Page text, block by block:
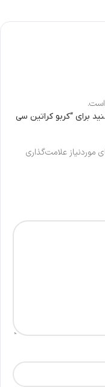
برای “کربو کراتین سی
علامت‌گذاری